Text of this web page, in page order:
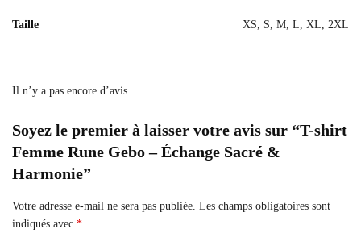
Taille XS, S, M, L, XL, 2XL
Il n’y a pas encore d’avis.
Soyez le premier à laisser votre avis sur “T-shirt
Femme Rune Gebo – Échange Sacré &
Harmonie”
Votre adresse e-mail ne sera pas publiée. Les champs obligatoires sont
indiqués avec *